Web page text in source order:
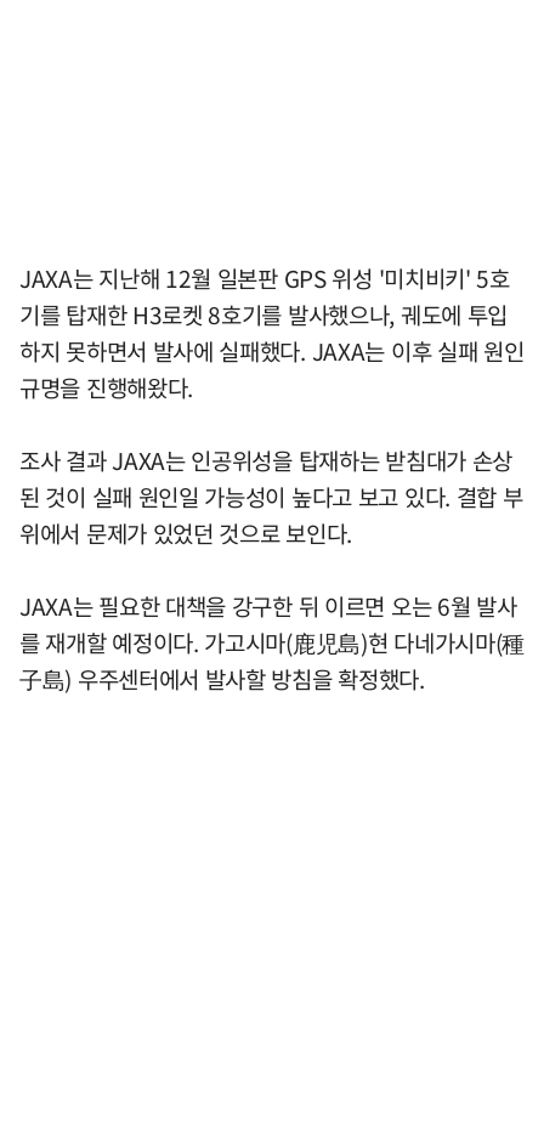
JAXA는 지난해 12월 일본판 GPS 위성 '미치비키' 5호
기를 탑재한 H3로켓 8호기를 발사했으나, 궤도에 투입
하지 못하면서 발사에 실패했다. JAXA는 이후 실패 원인
규명을 진행해왔다.
조사 결과 JAXA는 인공위성을 탑재하는 받침대가 손상
된 것이 실패 원인일 가능성이 높다고 보고 있다. 결합 부
위에서 문제가 있었던 것으로 보인다.
JAXA는 필요한 대책을 강구한 뒤 이르면 오는 6월 발사
를 재개할 예정이다. 가고시마(鹿児島)현 다네가시마(種
子島) 우주센터에서 발사할 방침을 확정했다.